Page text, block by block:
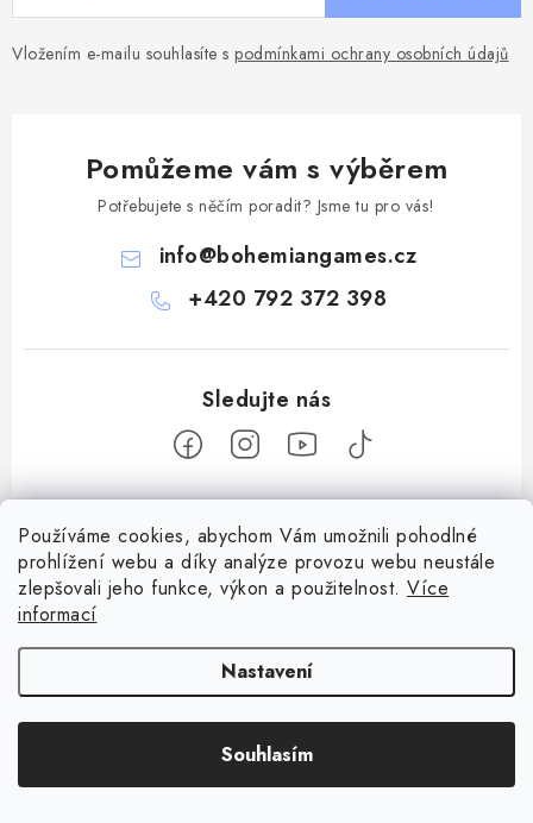
Používáme cookies, abychom Vám umožnili pohodlné
prohlížení webu a díky analýze provozu webu neustále
zlepšovali jeho funkce, výkon a použitelnost. Více
informací
Nastavení
Souhlasím
Vložením e-mailu souhlasíte s podmínkami ochrany osobních údajů
Pomůžeme vám s výběrem
Potřebujete s něčím poradit? Jsme tu pro vás!
info@bohemiangames.cz
+420 792 372 398
Z
Informace pro vás
Obchodní podmínky
Doprava a platba
Podmínky ochrany osobních údajů
Věrnostní program Staň se bohémem!
Deskoherní kluby, DDM, knihovny a jiné zájmové organizace
Facebook
nastavení cookies